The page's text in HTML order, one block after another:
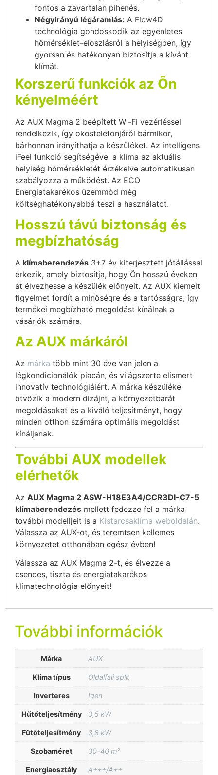
fontos a zavartalan pihenés.
Négyirányú légáramlás: A Flow4D
technológia gondoskodik az egyenletes
hőmérséklet-eloszlásról a helyiségben, így
gyorsan és hatékonyan biztosítja a kívánt
klímát.
Korszerű funkciók az Ön
kényelméért
Az AUX Magma 2 beépített Wi-Fi vezérléssel
rendelkezik, így okostelefonjáról bármikor,
bárhonnan irányíthatja a készüléket. Az intelligens
iFeel funkció segítségével a klíma az aktuális
helyiség hőmérsékletét érzékelve automatikusan
szabályozza a működést. Az ECO
Energiatakarékos üzemmód még
költséghatékonyabbá teszi a használatot.
Hosszú távú biztonság és
megbízhatóság
A klímaberendezés 3+7 év kiterjesztett jótállással
érkezik, amely biztosítja, hogy Ön hosszú éveken
át élvezhesse a készülék előnyeit. Az AUX kiemelt
figyelmet fordít a minőségre és a tartósságra, így
termékei megbízható megoldást kínálnak a
vásárlók számára.
Az AUX márkáról
Az márka több mint 30 éve van jelen a
légkondicionálók piacán, és világszerte elismert
innovatív technológiáiért. A márka készülékei
ötvözik a modern dizájnt, a környezetbarát
megoldásokat és a kiváló teljesítményt, hogy
minden otthon számára optimális megoldást
kínáljanak.
További AUX modellek
elérhetők
Az AUX Magma 2 ASW-H18E3A4/CCR3DI-C7-5
klímaberendezés mellett fedezze fel a márka
további modelljeit is a Kistarcsaklíma weboldalán.
Válassza az AUX-ot, és teremtsen kellemes
környezetet otthonában egész évben!
Válassza az AUX Magma 2-t, és élvezze a
csendes, tiszta és energiatakarékos
klímatechnológia előnyeit!
További információk
Márka AUX
Klíma típus Oldalfali split
Inverteres Igen
Hűtőteljesítmény 3,5 kW
Fűtőteljesítmény 3,8 kW
Szobaméret 30-40 m²
Energiaosztály A+++/A++